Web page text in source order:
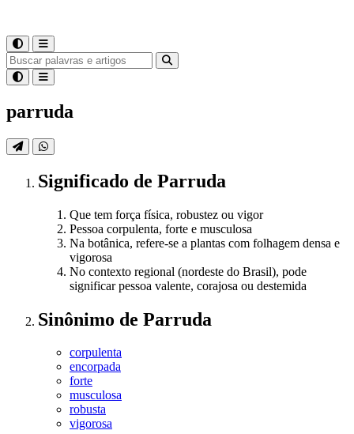
parruda
Significado de Parruda
Que tem força física, robustez ou vigor
Pessoa corpulenta, forte e musculosa
Na botânica, refere-se a plantas com folhagem densa e
vigorosa
No contexto regional (nordeste do Brasil), pode
significar pessoa valente, corajosa ou destemida
Sinônimo de Parruda
corpulenta
encorpada
forte
musculosa
robusta
vigorosa